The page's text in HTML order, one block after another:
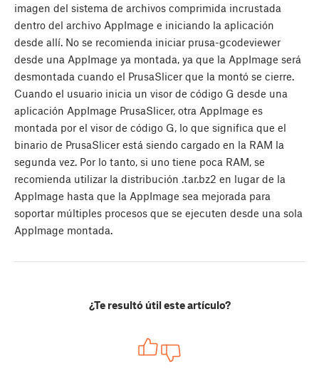
imagen del sistema de archivos comprimida incrustada
dentro del archivo AppImage e iniciando la aplicación
desde allí. No se recomienda iniciar prusa-gcodeviewer
desde una AppImage ya montada, ya que la AppImage será
desmontada cuando el PrusaSlicer que la montó se cierre.
Cuando el usuario inicia un visor de código G desde una
aplicación AppImage PrusaSlicer, otra AppImage es
montada por el visor de código G, lo que significa que el
binario de PrusaSlicer está siendo cargado en la RAM la
segunda vez. Por lo tanto, si uno tiene poca RAM, se
recomienda utilizar la distribución .tar.bz2 en lugar de la
AppImage hasta que la AppImage sea mejorada para
soportar múltiples procesos que se ejecuten desde una sola
AppImage montada.
¿Te resultó útil este artículo?